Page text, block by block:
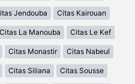
Jendouba Citas Kairouan
Citas La Manouba Citas Le Kef
Citas Monastir Citas Nabeul
Citas Siliana Citas Sousse